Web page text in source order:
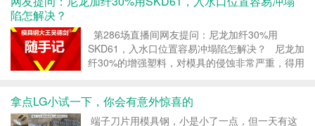
本也高呀，不要说...
陷怎解决？
第286场直播间网友提问：尼龙加纤30%用
SKD61，入水口位置容易冲塌陷怎解决？ 尼龙加
纤30%的增强塑料，对模具的侵蚀非常严重，得用
碳...
拿点LG小试一下，你会有意外惊喜的
端子刀片用模具钢，小是小了一点，但一天有这